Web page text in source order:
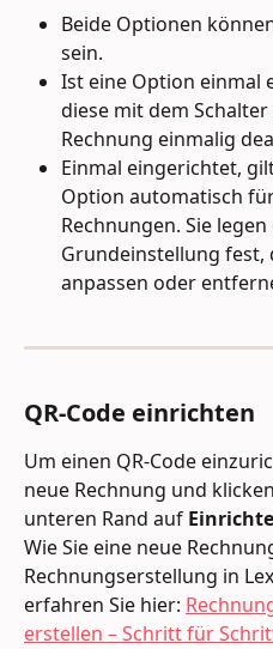
Beide Optionen
sein.
Ist eine Option einmal
diese mit dem
Rechnung einmalig
Einmal eingerichtet,
Option automatisch
Rechnungen. Sie
Grundeinstellung fest,
anpassen oder
QR-Code einrichten
Um einen QR-Code
neue Rechnung und
unteren Rand auf
Wie Sie eine neue
Rechnungserstellung in
erfahren Sie hier:
erstellen – Schritt für